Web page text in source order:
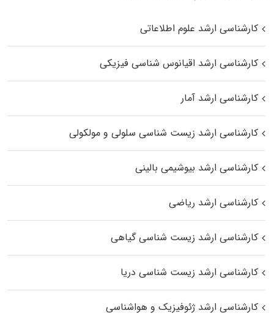
کارشناسی ارشد علوم اطلاعاتی
کارشناسی ارشد اقیانوس‌ شناسی فیزیکی
کارشناسی ارشد آمار
کارشناسی ارشد زیست شناسی سلولی و مولکولی
کارشناسی ارشد بیوشیمی بالینی
کارشناسی ارشد ریاضی
کارشناسی ارشد زیست‌ شناسی گیاهی
کارشناسی ارشد زیست‌ شناسی دریا
کارشناسی ارشد ژئوفیزیک و هواشناسی